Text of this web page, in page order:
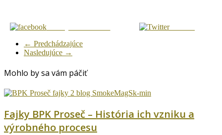
Zdielaj na Facebook
Tweetni
← Predchádzajúce
Nasledujúce →
Mohlo by sa vám páčiť
Fajky BPK Proseč – História ich vzniku a
výrobného procesu